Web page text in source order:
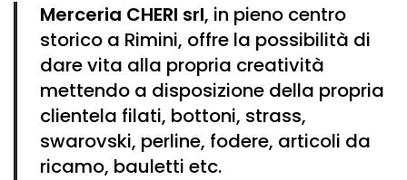
Merceria CHERI srl, in pieno centro
storico a Rimini, offre la possibilità di
dare vita alla propria creatività
mettendo a disposizione della propria
clientela filati, bottoni, strass,
swarovski, perline, fodere, articoli da
ricamo, bauletti etc.